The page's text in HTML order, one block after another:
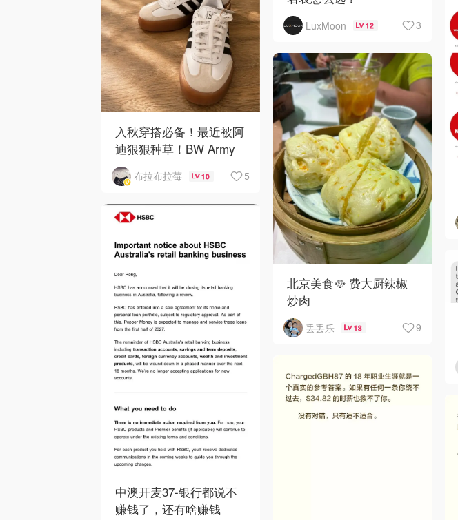
LuxMoon 12 3
入秋穿搭必备！最近被阿
迪狠狠种草！BW Army
和 Sambae 值得拥有！
布拉布拉莓 10 5
北京美食🥘 费大厨辣椒
炒肉
丢丢乐 13 9
中澳开麦37-银行都说不
赚钱了，还有啥赚钱